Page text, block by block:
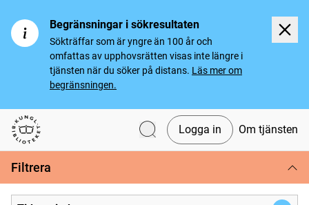
Begränsningar i sökresultaten
Sökträffar som är yngre än 100 år och
omfattas av upphovsrätten visas inte längre i
tjänsten när du söker på distans. Läs mer om
begränsningen.
Svenska tidningar
Logga in Om tjänsten
Filtrera